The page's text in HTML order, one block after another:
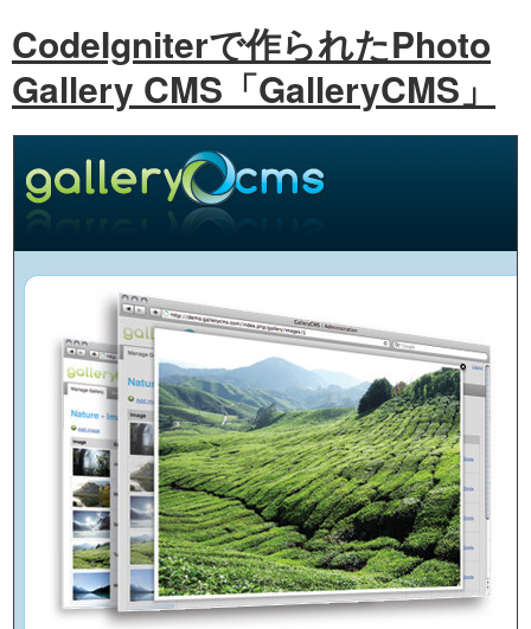
CodeIgniterで作られたPhoto
Gallery CMS「GalleryCMS」